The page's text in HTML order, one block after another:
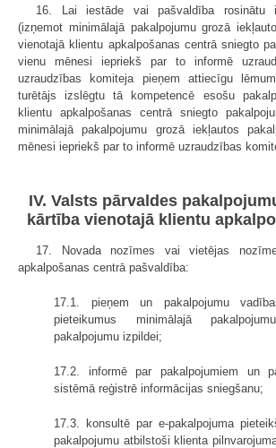
16. Lai iestāde vai pašvaldība rosinātu
(izņemot minimālajā pakalpojumu grozā
vienotajā klientu apkalpošanas centrā sniegto
vienu mēnesi iepriekš par to informē
uzraudzības komiteja pieņem attiecīgu
turētājs izslēgtu tā kompetencē esošu
klientu apkalpošanas centrā sniegto
minimālajā pakalpojumu grozā iekļautos
mēnesi iepriekš par to informē uzraudzības
IV. Valsts pārvaldes
kārtība vienotajā klientu
17. Novada nozīmes vai vietējas
apkalpošanas centrā pašvaldība:
17.1. pieņem un pakalpojumu
pieteikumus minimālajā
pakalpojumu izpildei;
17.2. informē par pakalpojumiem un
sistēmā reģistrē informācijas sniegšanu;
17.3. konsultē par e-pakalpojuma
pakalpojumu atbilstoši klienta